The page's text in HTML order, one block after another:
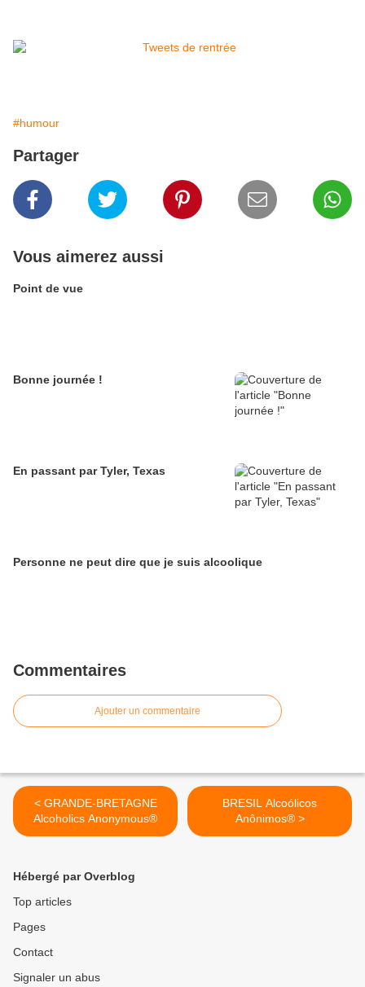
#humour
Partager
Vous aimerez aussi
Point de vue
Bonne journée !
En passant par Tyler, Texas
Personne ne peut dire que je suis alcoolique
Commentaires
Ajouter un commentaire
< GRANDE-BRETAGNE
Alcoholics Anonymous®
BRESIL Alcoólicos
Anônimos® >
Hébergé par Overblog
Top articles
Pages
Contact
Signaler un abus